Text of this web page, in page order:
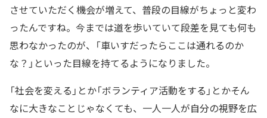
させていただく機会が増えて、普段の目線がちょっと変わ
ったんですね。今までは道を歩いていて段差を見ても何も
思わなかったのが、「車いすだったらここは通れるのか
な？」といった目線を持てるようになりました。
「社会を変える」とか「ボランティア活動をする」とかそん
なに大きなことじゃなくても、一人一人が自分の視野を広